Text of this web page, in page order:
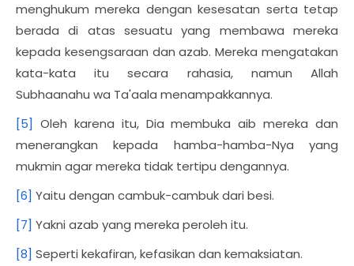
menghukum mereka dengan kesesatan serta tetap
berada di atas sesuatu yang membawa mereka
kepada kesengsaraan dan azab. Mereka mengatakan
kata-kata itu secara rahasia, namun Allah
Subhaanahu wa Ta'aala menampakkannya.
[5] Oleh karena itu, Dia membuka aib mereka dan
menerangkan kepada hamba-hamba-Nya yang
mukmin agar mereka tidak tertipu dengannya.
[6] Yaitu dengan cambuk-cambuk dari besi.
[7] Yakni azab yang mereka peroleh itu.
[8] Seperti kekafiran, kefasikan dan kemaksiatan.